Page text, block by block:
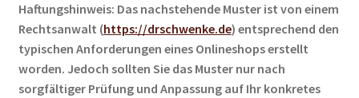
Haftungshinweis: Das nachstehende Muster ist von einem
Rechtsanwalt (https://drschwenke.de) entsprechend den
typischen Anforderungen eines Onlineshops erstellt
worden. Jedoch sollten Sie das Muster nur nach
sorgfältiger Prüfung und Anpassung auf Ihr konkretes